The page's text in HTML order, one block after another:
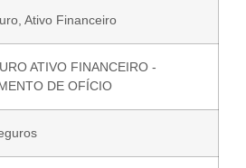
Ativo Financeiro
ATIVO FINANCEIRO -
DE OFÍCIO